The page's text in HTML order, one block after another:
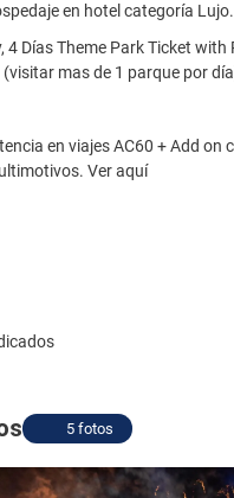
en hotel categoría Lujo.
4 Días Theme Park Ticket with
mas de 1 parque por
en viajes AC60 + Add on
Ver aquí
5 fotos